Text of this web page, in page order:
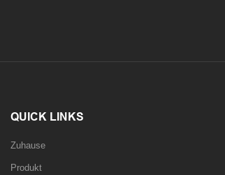
QUICK LINKS
Zuhause
Produkt